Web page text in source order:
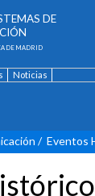
DE
DE MADRID
Noticias
/ Eventos